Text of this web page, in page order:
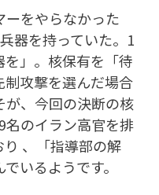
ーをやらなかった
器を持っていた。1
」。核保有を「待
制攻撃を選んだ場合
、今回の決断の核
名のイラン高官を排
、「指導部の解
いるようです。